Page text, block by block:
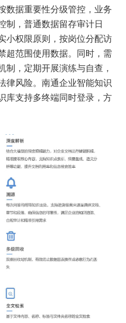
数据重要性分级管控，业务
制，普通数据留存审计日
小权限原则，按岗位分配访
超范围使用数据。同时，需
制，定期开展演练与自查，
律风险。南通企业智能知识
库支持多终端同时登录，方